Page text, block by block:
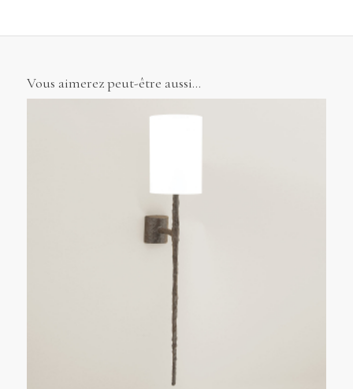
Vous aimerez peut-être aussi…